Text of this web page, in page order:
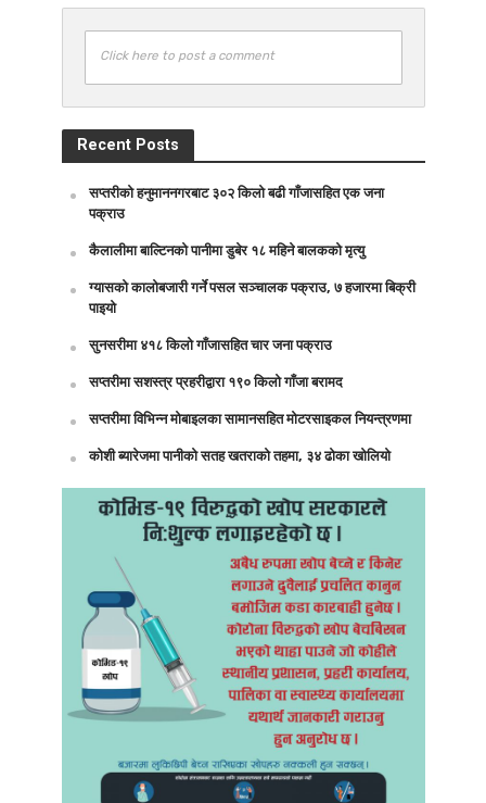
Click here to post a comment
Recent Posts
सप्तरीको हनुमाननगरबाट ३०२ किलो बढी गाँजासहित एक जना
पक्राउ
कैलालीमा बाल्टिनको पानीमा डुबेर १८ महिने बालकको मृत्यु
ग्यासको कालोबजारी गर्ने पसल सञ्चालक पक्राउ, ७ हजारमा बिक्री
पाइयो
सुनसरीमा ४१८ किलो गाँजासहित चार जना पक्राउ
सप्तरीमा सशस्त्र प्रहरीद्वारा १९० किलो गाँजा बरामद
सप्तरीमा विभिन्न मोबाइलका सामानसहित मोटरसाइकल नियन्त्रणमा
कोशी ब्यारेजमा पानीको सतह खतराको तहमा, ३४ ढोका खोलियो